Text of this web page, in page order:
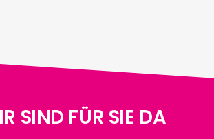
SIND FÜR SIE DA